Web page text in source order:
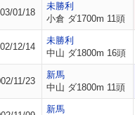
01/18
未勝利
小倉 ダ1700m 11頭
12/14
未勝利
中山 ダ1800m 16頭
11/23
新馬
中山 ダ1800m 11頭
新馬